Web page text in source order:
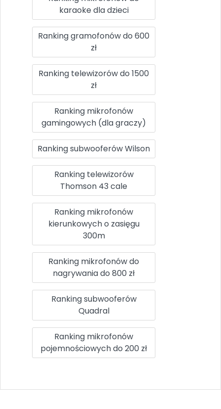
karaoke dla dzieci
Ranking gramofonów do 600
zł
Ranking telewizorów do 1500
zł
Ranking mikrofonów
gamingowych (dla graczy)
Ranking subwooferów Wilson
Ranking telewizorów
Thomson 43 cale
Ranking mikrofonów
kierunkowych o zasięgu
300m
Ranking mikrofonów do
nagrywania do 800 zł
Ranking subwooferów
Quadral
Ranking mikrofonów
pojemnościowych do 200 zł